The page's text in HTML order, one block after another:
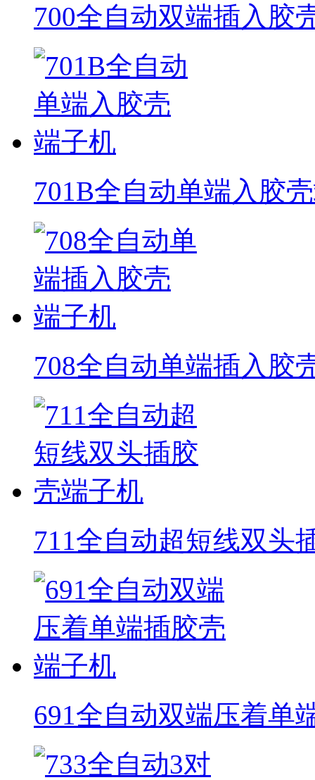
700全自动双端插入胶
701B全自动单端入胶
708全自动单端插入胶
711全自动超短线双头
691全自动双端压着单